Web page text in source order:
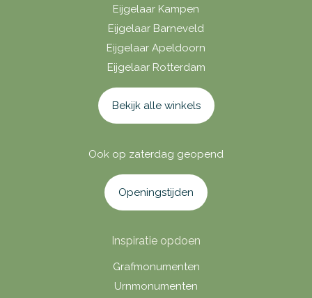
Eijgelaar Kampen
Eijgelaar Barneveld
Eijgelaar Apeldoorn
Eijgelaar Rotterdam
Bekijk alle winkels
Ook op zaterdag geopend
Openingstijden
Inspiratie opdoen
Grafmonumenten
Urnmonumenten